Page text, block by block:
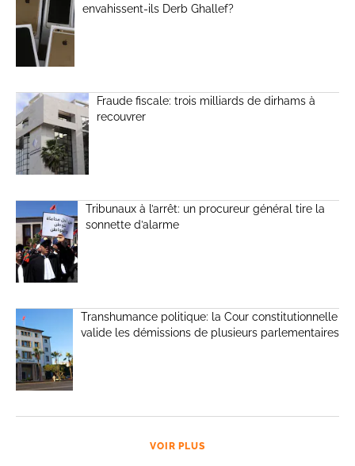
envahissent-ils Derb Ghallef?
Fraude fiscale: trois milliards de dirhams à
recouvrer
Tribunaux à l’arrêt: un procureur général tire la
sonnette d’alarme
Transhumance politique: la Cour constitutionnelle
valide les démissions de plusieurs parlementaires
VOIR PLUS